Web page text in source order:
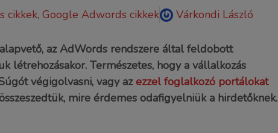
cikkek, Google Adwords cikkek Várkondi László
az AdWords rendszere által feldobott
létrehozásakor. Természetes, hogy a vállalkozás
végigolvasni, vagy azezzel foglalkozó portálokat
mire érdemes odafigyelniük a hirdetőknek.